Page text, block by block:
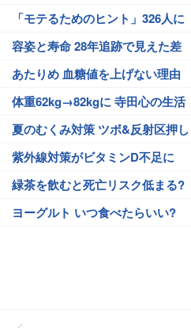
「モテるためのヒント」326人に
容姿と寿命 28年追跡で見えた差
あたりめ 血糖値を上げない理由
体重62kg→82kgに 寺田心の生活
夏のむくみ対策 ツボ&反射区押し
紫外線対策がビタミンD不足に
緑茶を飲むと死亡リスク低まる?
ヨーグルト いつ食べたらいい?